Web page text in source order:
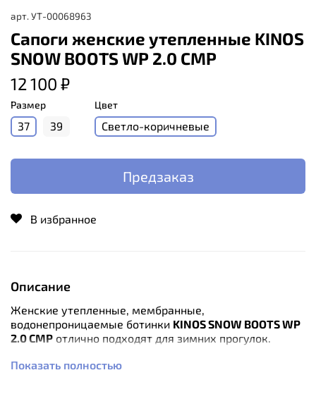
арт. УТ-00068963
Сапоги женские утепленные KINOS
SNOW BOOTS WP 2.0 CMP
12 100 ₽
Размер
37 39
Цвет
Светло-коричневые
Предзаказ
В избранное
Описание
Женские утепленные, мембранные,
водонепроницаемые ботинки KINOS SNOW BOOTS WP
2.0 CMP отлично подходят для зимних прогулок.
Особенностью данной модели женских ботинок CMP -
Показать полностью